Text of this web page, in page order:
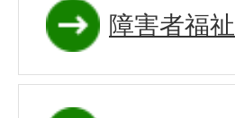
障害者福祉